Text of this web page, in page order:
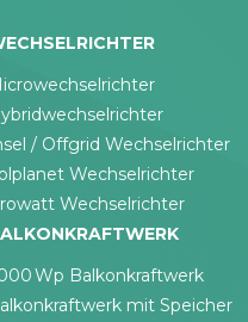
/ Offgrid Wechselrichter
Wechselrichter
Wechselrichter
Wp Balkonkraftwerk
mit Speicher